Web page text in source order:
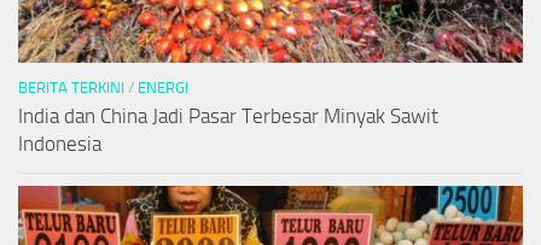
BERITA TERKINI / ENERGI
India dan China Jadi Pasar Terbesar Minyak Sawit
Indonesia